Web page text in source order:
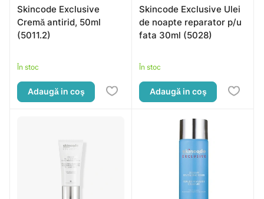
Skincode Exclusive
Cremă antirid, 50ml
(5011.2)
În stoc
Adaugă in coş
Skincode Exclusive Ulei
de noapte reparator p/u
fata 30ml (5028)
În stoc
Adaugă in coş